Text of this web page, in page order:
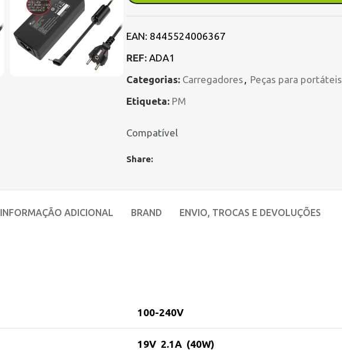
EAN: 8445524006367
REF: ADA1
Categorias: Carregadores , Peças para portáteis
Etiqueta: PM
Compatível
Share:
INFORMAÇÃO ADICIONAL BRAND ENVIO, TROCAS E DEVOLUÇÕES
100-240V
19V 2.1A (40W)